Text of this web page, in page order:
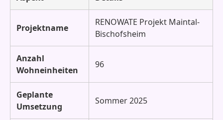
Projektname
RENOWATE Projekt Maintal-
Bischofsheim
Anzahl
Wohneinheiten
96
Geplante
Umsetzung
Sommer 2025